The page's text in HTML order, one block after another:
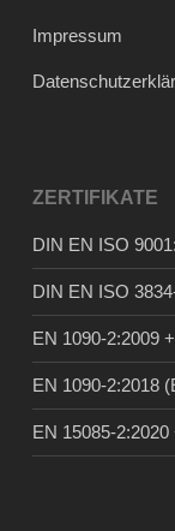
Impressum
ZERTIFIKATE
DIN EN ISO
DIN EN ISO
EN 1090-2:2009
EN 1090-2:2018
EN 15085-2:2020